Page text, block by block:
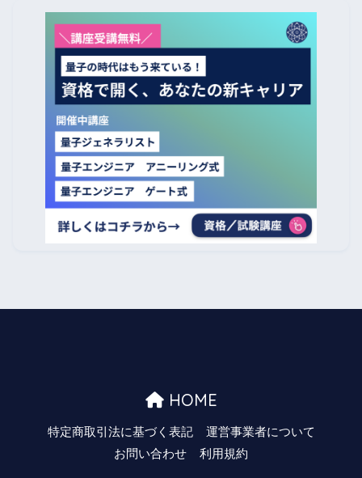
HOME
特定商取引法に基づく表記
運営事業者について
お問い合わせ
利用規約